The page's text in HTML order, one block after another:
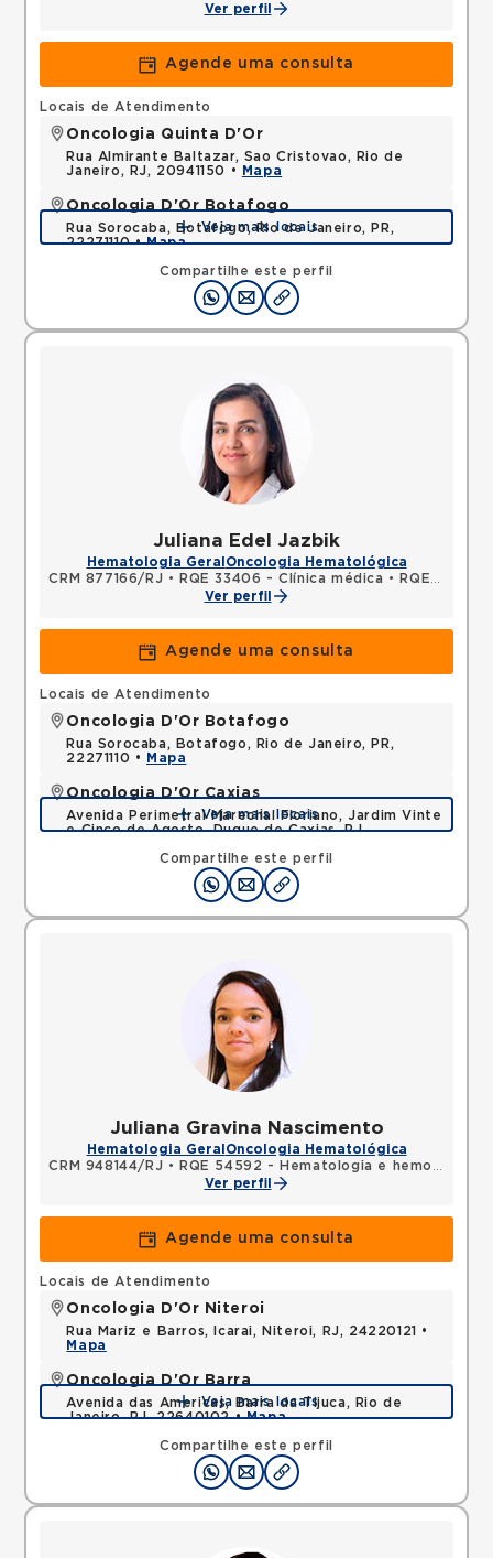
Ver perfil
Agende uma consulta
Compartilhe este perfil
Locais de Atendimento
Oncologia Quinta D'Or
Rua Almirante Baltazar, Sao Cristovao, Rio de
Janeiro, RJ, 20941150 •
Mapa
Oncologia D'Or Botafogo
Rua Sorocaba, Botafogo, Rio de Janeiro, PR,
22271110 •Mapa
Veja mais locais
Juliana Edel Jazbik
Hematologia Geral Oncologia Hematológica
CRM 877166/RJ • RQE 33406 - Clínica médica •
RQE 33407 - Hematologia e hemoterapia
Ver perfil
Agende uma consulta
Compartilhe este perfil
Locais de Atendimento
Oncologia D'Or Botafogo
Rua Sorocaba, Botafogo, Rio de Janeiro, PR,
22271110 •
Mapa
Oncologia D'Or Caxias
Avenida Perimetral Marechal Floriano, Jardim Vinte
e Cinco de Agosto, Duque de Caxias, RJ,
Veja mais locais
Juliana Gravina Nascimento
Hematologia Geral Oncologia Hematológica
CRM 948144/RJ • RQE 54592 - Hematologia e hemoterapia
Ver perfil
Agende uma consulta
Compartilhe este perfil
Locais de Atendimento
Oncologia D'Or Niteroi
Rua Mariz e Barros, Icarai, Niteroi, RJ, 24220121 •
Mapa
Oncologia D'Or Barra
Avenida das Americas, Barra da Tijuca, Rio de
Janeiro, RJ, 22640102 •Mapa
Veja mais locais